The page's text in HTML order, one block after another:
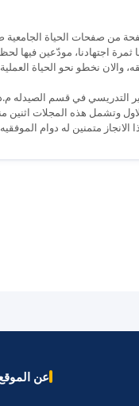
طلبتنا الخريجين انطوت صفحة من صفحات الحياة
ثمرة اجتهادنا، مودّعين فيها
والان نخطو نحو الحياة
التدريسي في قسم الصيدله
وتشمل هذه المجلات اثنين
متمنين له دوام الموفقيه
عن